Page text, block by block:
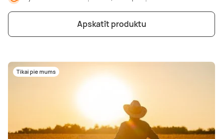
Apskatīt produktu
Tikai pie mums